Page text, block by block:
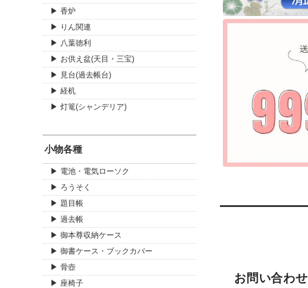
お問い合わせ
▶ 香炉
▶ りん関連
▶ 八葉徳利
▶ お供え盆(天目・三宝)
▶ 見台(過去帳台)
▶ 経机
▶ 灯篭(シャンデリア)
小物各種
▶ 電池・電気ローソク
▶ ろうそく
▶ 題目帳
▶ 過去帳
▶ 御本尊収納ケース
▶ 御書ケース・ブックカバー
▶ 骨壺
▶ 座椅子